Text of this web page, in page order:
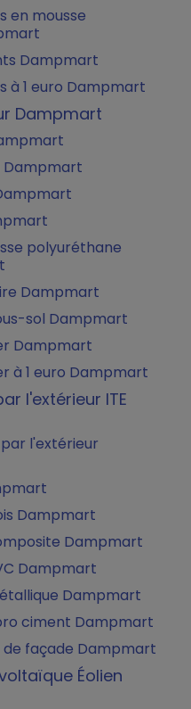
en mousse
Dampmart
à 1 euro Dampmart
Dampmart
Dampmart
polyuréthane
Dampmart
sol Dampmart
Dampmart
à 1 euro Dampmart
l'extérieur ITE
l'extérieur
Dampmart
Dampmart
Dampmart
Dampmart
ciment Dampmart
façade Dampmart
Éolien